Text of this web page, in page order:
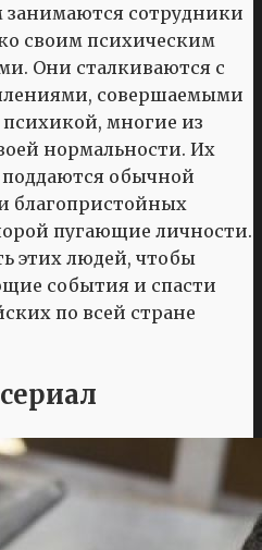
сотрудники
своим психическим
Они сталкиваются с
совершаемыми
многие из
нормальности. Их
обычной
благопристойных
пугающие личности.
этих людей, чтобы
события и спасти
по всей стране